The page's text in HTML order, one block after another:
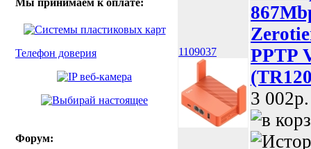
Телефон доверия
Форум:
1109037
PPTP
3 002p.